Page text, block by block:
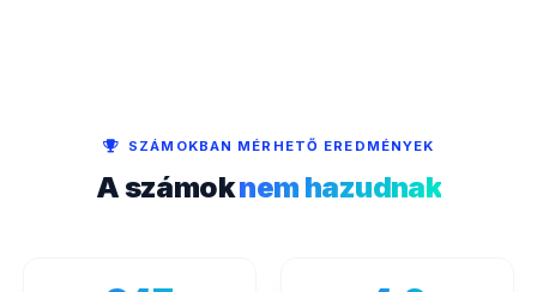
SZÁMOKBAN MÉRHETŐ EREDMÉNYEK
A számoknem hazudnak